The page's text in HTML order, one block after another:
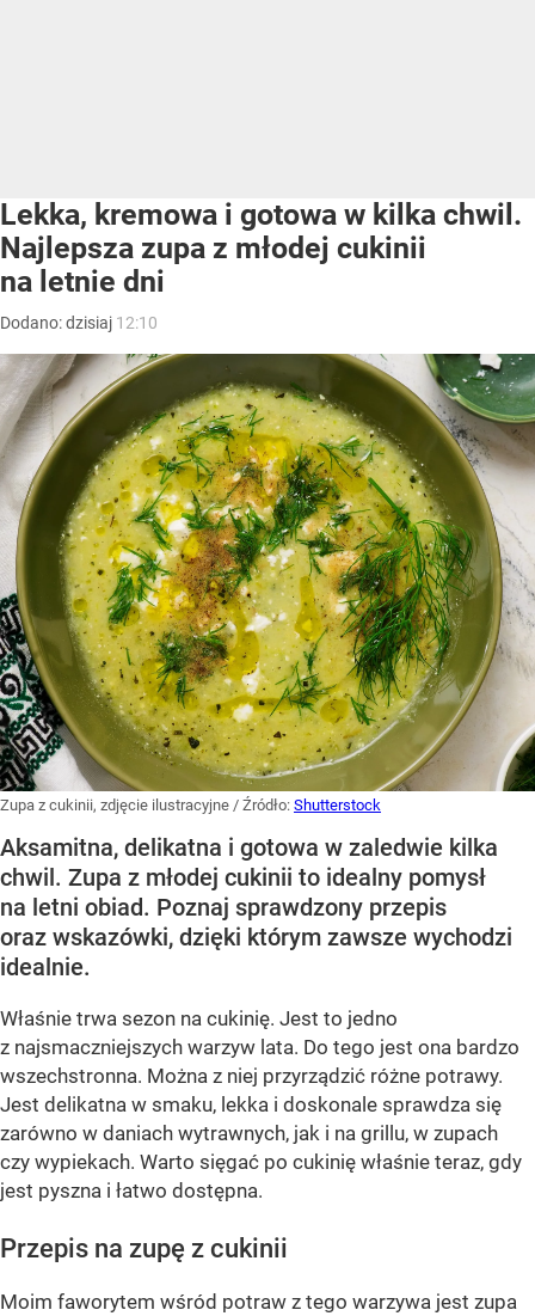
Lekka, kremowa i gotowa w kilka chwil.
Najlepsza zupa z młodej cukinii
na letnie dni
Dodano:dzisiaj 12:10
Zupa z cukinii, zdjęcie ilustracyjne / Źródło: Shutterstock
Aksamitna, delikatna i gotowa w zaledwie kilka
chwil. Zupa z młodej cukinii to idealny pomysł
na letni obiad. Poznaj sprawdzony przepis
oraz wskazówki, dzięki którym zawsze wychodzi
idealnie.
Właśnie trwa sezon na cukinię. Jest to jedno
z najsmaczniejszych warzyw lata. Do tego jest ona bardzo
wszechstronna. Można z niej przyrządzić różne potrawy.
Jest delikatna w smaku, lekka i doskonale sprawdza się
zarówno w daniach wytrawnych, jak i na grillu, w zupach
czy wypiekach. Warto sięgać po cukinię właśnie teraz, gdy
jest pyszna i łatwo dostępna.
Przepis na zupę z cukinii
Moim faworytem wśród potraw z tego warzywa jest zupa